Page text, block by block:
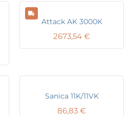
Attack AK 3000K
2673,54 €
Sanica 11K/11VK
86,83 €